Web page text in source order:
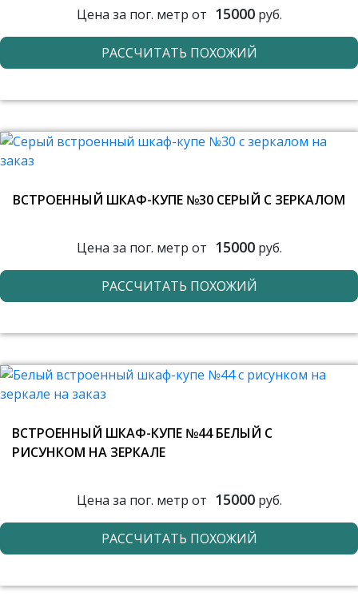
Цена за пог. метр от 15000руб.
РАССЧИТАТЬ ПОХОЖИЙ
ВСТРОЕННЫЙ ШКАФ-КУПЕ №30 СЕРЫЙ С ЗЕРКАЛОМ
Цена за пог. метр от 15000руб.
РАССЧИТАТЬ ПОХОЖИЙ
ВСТРОЕННЫЙ ШКАФ-КУПЕ №44 БЕЛЫЙ С
РИСУНКОМ НА ЗЕРКАЛЕ
Цена за пог. метр от 15000руб.
РАССЧИТАТЬ ПОХОЖИЙ